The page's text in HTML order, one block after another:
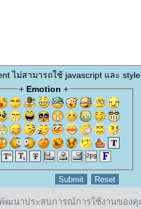
ไม่สามารถใช้ javascript และ
+ Emotion +
พัฒนาประสบการณ์การใช้งานของ